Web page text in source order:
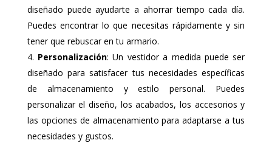
diseñado puede ayudarte a ahorrar tiempo cada día.
Puedes encontrar lo que necesitas rápidamente y sin
tener que rebuscar en tu armario.
Personalización: Un vestidor a medida puede ser
diseñado para satisfacer tus necesidades específicas
de almacenamiento y estilo personal. Puedes
personalizar el diseño, los acabados, los accesorios y
las opciones de almacenamiento para adaptarse a tus
necesidades y gustos.